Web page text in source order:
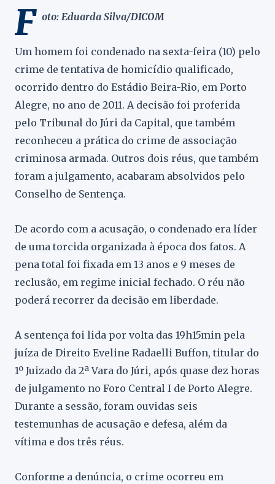
F oto: Eduarda Silva/DICOM
Um homem foi condenado na sexta-feira (10) pelo
crime de tentativa de homicídio qualificado,
ocorrido dentro do Estádio Beira-Rio, em Porto
Alegre, no ano de 2011. A decisão foi proferida
pelo Tribunal do Júri da Capital, que também
reconheceu a prática do crime de associação
criminosa armada. Outros dois réus, que também
foram a julgamento, acabaram absolvidos pelo
Conselho de Sentença.
De acordo com a acusação, o condenado era líder
de uma torcida organizada à época dos fatos. A
pena total foi fixada em 13 anos e 9 meses de
reclusão, em regime inicial fechado. O réu não
poderá recorrer da decisão em liberdade.
A sentença foi lida por volta das 19h15min pela
juíza de Direito Eveline Radaelli Buffon, titular do
1º Juizado da 2ª Vara do Júri, após quase dez horas
de julgamento no Foro Central I de Porto Alegre.
Durante a sessão, foram ouvidas seis
testemunhas de acusação e defesa, além da
vítima e dos três réus.
Conforme a denúncia, o crime ocorreu em